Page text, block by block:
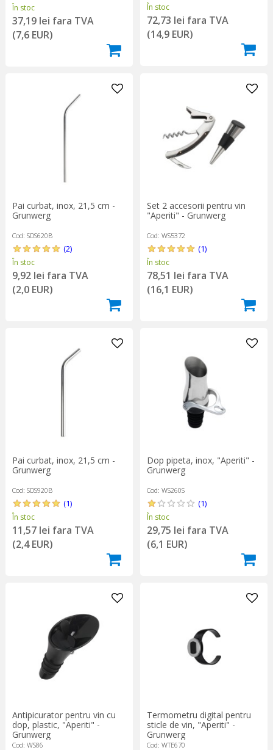
În stoc
37,19 lei fara TVA
(7,6 EUR)
În stoc
72,73 lei fara TVA
(14,9 EUR)
Pai curbat, inox, 21,5 cm -
Grunwerg
Cod: SDS620B
(2)
În stoc
9,92 lei fara TVA
(2,0 EUR)
Set 2 accesorii pentru vin
"Aperiti" - Grunwerg
Cod: WS5372
(1)
În stoc
78,51 lei fara TVA
(16,1 EUR)
Pai curbat, inox, 21,5 cm -
Grunwerg
Cod: SDS920B
(1)
În stoc
11,57 lei fara TVA
(2,4 EUR)
Dop pipeta, inox, "Aperiti" -
Grunwerg
Cod: WS260S
(1)
În stoc
29,75 lei fara TVA
(6,1 EUR)
Antipicurator pentru vin cu
dop, plastic, "Aperiti" -
Grunwerg
Cod: WS86
Termometru digital pentru
sticle de vin, "Aperiti" -
Grunwerg
Cod: WTE670